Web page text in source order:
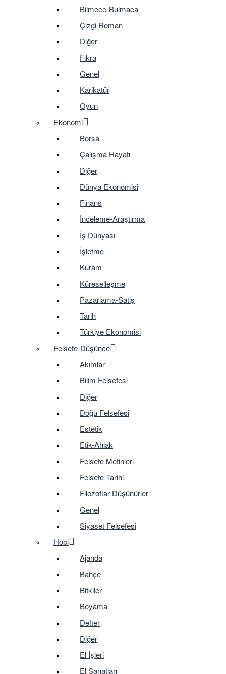
Bilmece-Bulmaca
Çizgi Roman
Diğer
Fıkra
Genel
Karikatür
Oyun
Ekonomi
Borsa
Çalışma Hayatı
Diğer
Dünya Ekonomisi
Finans
İnceleme-Araştırma
İş Dünyası
İşletme
Kuram
Küreselleşme
Pazarlama-Satış
Tarih
Türkiye Ekonomisi
Felsefe-Düşünce
Akımlar
Bilim Felsefesi
Diğer
Doğu Felsefesi
Estetik
Etik-Ahlak
Felsefe Metinleri
Felsefe Tarihi
Filozoflar-Düşünürler
Genel
Siyaset Felsefesi
Hobi
Ajanda
Bahçe
Bitkiler
Boyama
Defter
Diğer
El İşleri
El Sanatları